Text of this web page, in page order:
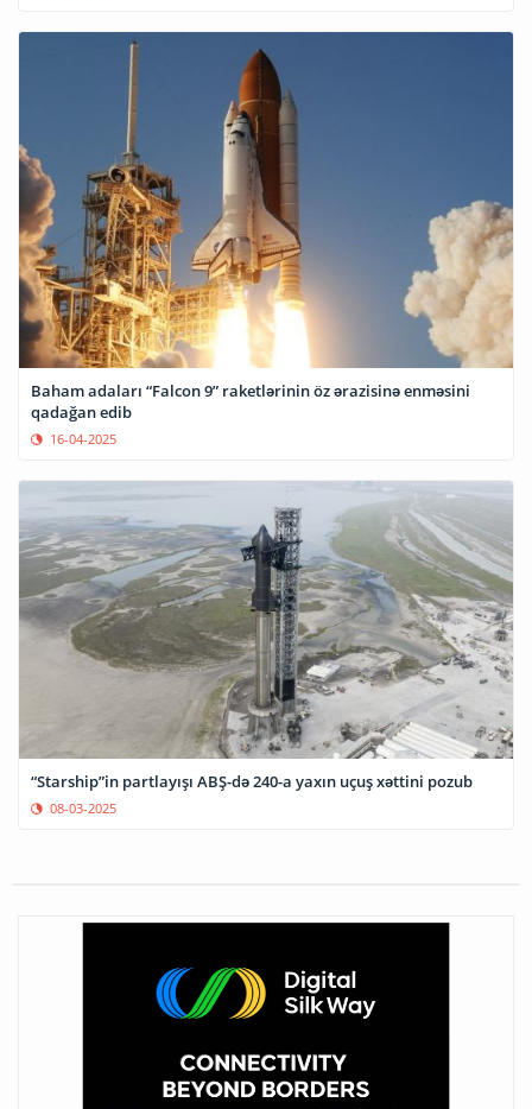
Baham adaları “Falcon 9” raketlərinin öz ərazisinə enməsini
qadağan edib
16-04-2025
“Starship”in partlayışı ABŞ-də 240-a yaxın uçuş xəttini pozub
08-03-2025